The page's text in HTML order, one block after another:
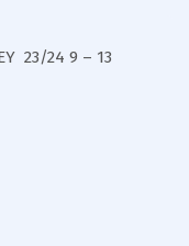
23/24 9 – 13